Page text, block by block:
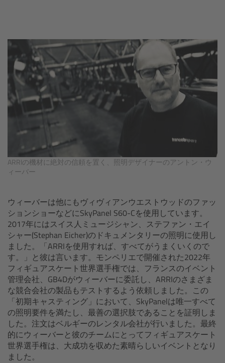
ARRIの機材に絶対の信頼を置く、照明デザイナーのアントン・ウ
ィーバー
ウィーバーは他にもヴィヴィアンウエストウッドのファッ
ションショーなどにSkyPanel S60-Cを使用しています。
2017年にはスイス人ミュージシャン、ステファン・エイ
シャー(Stephan Eicher)のドキュメンタリーの照明に使用し
ました。「ARRIを使用すれば、すべてがうまくいくので
す。」と彼は言います。モンペリエで開催された2022年
フィギュアスケート世界選手権では、フランスのイベント
管理会社、GB4Dがウィーバーに委託し、ARRIのさまざま
な競合会社の製品もテストするよう依頼しました。この
「初期キャスティング」において、SkyPanelは唯一すべて
の照明要件を満たし、最善の選択肢であることを証明しま
した。注文はベルギーのレンタル会社が行いました。最終
的にウィーバーと彼のチームにとってフィギュアスケート
世界選手権は、大成功を収めた素晴らしいイベントとなり
ました。
Flight Head Adapter
cPro & cPro One
cmotion cdistance
Legacy
Overview
Motor Controllers
Controlled Lens Motors and Lens Data
Encoder
Single Axis Unit SXU-1
Camera Stabilizer Systems
Overview
TRINITY 2 and ARTEMIS 2